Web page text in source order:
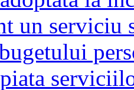
un serviciu